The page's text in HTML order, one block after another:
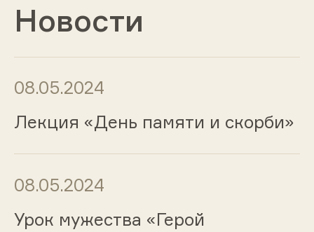
Новости
08.05.2024
Лекция «День памяти и скорби»
08.05.2024
Урок мужества «Герой